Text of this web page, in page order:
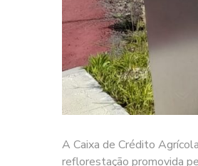
A Caixa de Crédito
reflorestação promovida